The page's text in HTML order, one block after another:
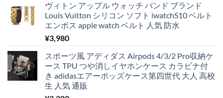
ヴィトン アップル ウォッチ バンド ブランド
Louis Vuitton シリコン ソフト iwatchS10 ベルト
エンボス apple watch ベルト 人気 防水
¥3,980
スポーツ風 アディダス Airpods 4/3/2 Pro収納ケ
ース TPU つや消しイヤホンケース カラビナ付
き adidasエアーポッズケース第四世代 大人 高校
生 人気 通販